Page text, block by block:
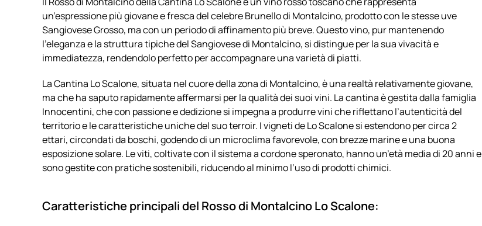
un’espressione più giovane e fresca del celebre Brunello di Montalcino, prodotto con le stesse uve
Sangiovese Grosso, ma con un periodo di affinamento più breve. Questo vino, pur mantenendo
l’eleganza e la struttura tipiche del Sangiovese di Montalcino, si distingue per la sua vivacità e
immediatezza, rendendolo perfetto per accompagnare una varietà di piatti.
La Cantina Lo Scalone, situata nel cuore della zona di Montalcino, è una realtà relativamente giovane,
ma che ha saputo rapidamente affermarsi per la qualità dei suoi vini. La cantina è gestita dalla famiglia
Innocentini, che con passione e dedizione si impegna a produrre vini che riflettano l’autenticità del
territorio e le caratteristiche uniche del suo terroir. I vigneti de Lo Scalone si estendono per circa 2
ettari, circondati da boschi, godendo di un microclima favorevole, con brezze marine e una buona
esposizione solare. Le viti, coltivate con il sistema a cordone speronato, hanno un’età media di 20 anni e
sono gestite con pratiche sostenibili, riducendo al minimo l’uso di prodotti chimici.
Caratteristiche principali del Rosso di Montalcino Lo Scalone: